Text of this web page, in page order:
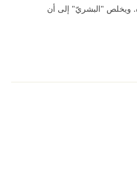
ويخلص "البشريّ" إلى أن